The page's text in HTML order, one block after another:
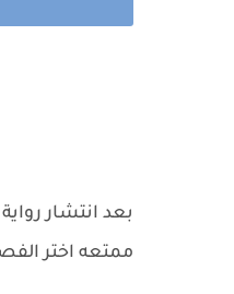
بعد انتشار
ممتعه اختر